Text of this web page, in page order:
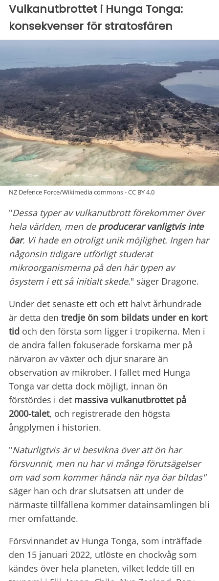
Vulkanutbrottet i Hunga Tonga:
konsekvenser för stratosfären
NZ Defence Force/Wikimedia commons - CC BY 4.0
"Dessa typer av vulkanutbrott förekommer över
hela världen, men deproducerar vanligtvis inte
öar. Vi hade en otroligt unik möjlighet. Ingen har
någonsin tidigare utförligt studerat
mikroorganismerna på den här typen av
ösystem i ett så initialt skede." säger Dragone.
Under det senaste ett och ett halvt århundrade
är detta den tredje ön som bildats under en kort
tid och den första som ligger i tropikerna. Men i
de andra fallen fokuserade forskarna mer på
närvaron av växter och djur snarare än
observation av mikrober. I fallet med Hunga
Tonga var detta dock möjligt, innan ön
förstördes i det massiva vulkanutbrottet på
2000-talet, och registrerade den högsta
ångplymen i historien.
"Naturligtvis är vi besvikna över att ön har
försvunnit, men nu har vi många förutsägelser
om vad som kommer hända när nya öar bildas"
säger han och drar slutsatsen att under de
närmaste tillfällena kommer datainsamlingen bli
mer omfattande.
Försvinnandet av Hunga Tonga, som inträffade
den 15 januari 2022, utlöste en chockvåg som
kändes över hela planeten, vilket ledde till en